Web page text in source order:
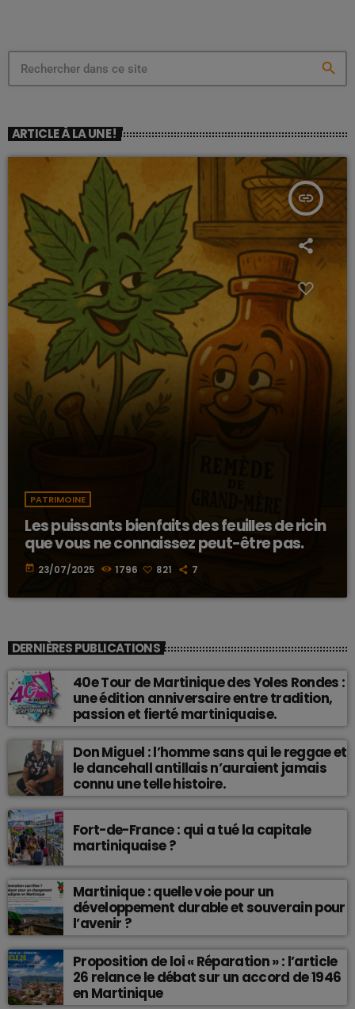
search
ARTICLE À LA UNE !
insert_link
PATRIMOINE
Les puissants bienfaits des feuilles de ricin
que vous ne connaissez peut-être pas.
today 23/07/2025 1796 821 7
DERNIÈRES PUBLICATIONS
40e Tour de Martinique des Yoles Rondes :
une édition anniversaire entre tradition,
passion et fierté martiniquaise.
Don Miguel : l’homme sans qui le reggae et
le dancehall antillais n’auraient jamais
connu une telle histoire.
Fort-de-France : qui a tué la capitale
martiniquaise ?
Martinique : quelle voie pour un
développement durable et souverain pour
l’avenir ?
Proposition de loi « Réparation » : l’article
26 relance le débat sur un accord de 1946
en Martinique